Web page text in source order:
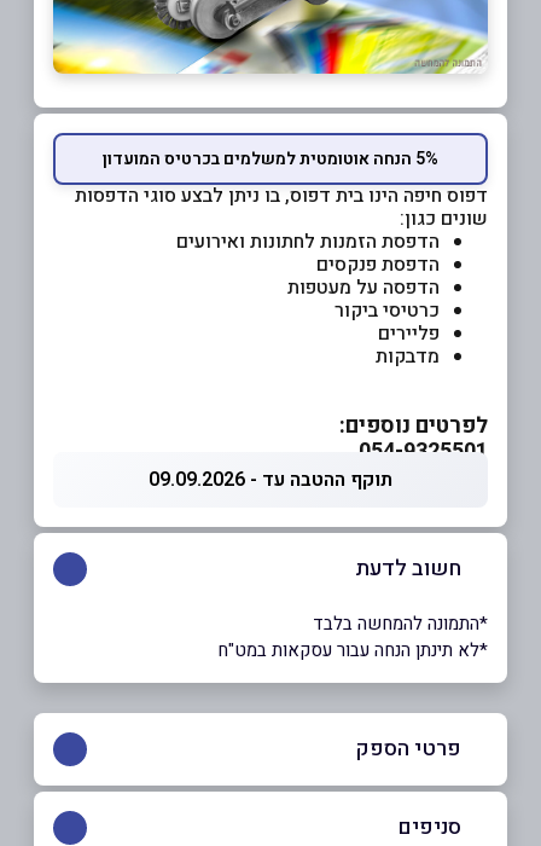
5% הנחה אוטומטית למשלמים בכרטיס המועדון
דפוס חיפה הינו בית דפוס, בו ניתן לבצע סוגי הדפסות
שונים כגון:
הדפסת הזמנות לחתונות ואירועים
הדפסת פנקסים
הדפסה על מעטפות
כרטיסי ביקור
פליירים
מדבקות
לפרטים נוספים:
054-9325501
תוקף ההטבה עד - 09.09.2026
חשוב לדעת
*התמונה להמחשה בלבד
*לא תינתן הנחה עבור עסקאות במט"ח
פרטי הספק
סניפים